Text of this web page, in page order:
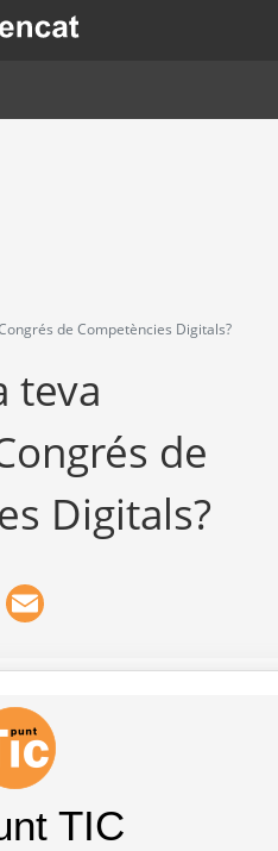
Pasar
al
en una nova finestra.
de Competències Digitals?
teva
de
Digitals?
WhatsApp
TIC